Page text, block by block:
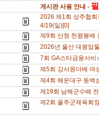
게시판 사용 안내 -
2026 제1회 상주협
4/19(일)[0]
제9회 산청 천왕봉배
2026년 울산 대왕암
7회 GA스타금융서
제5회 강서원더배
제4회 해운대구 동백
제19회 남해군수배
제2회 울주군체육회